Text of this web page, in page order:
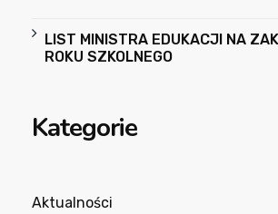
LIST MINISTRA EDUKACJI NA
ROKU SZKOLNEGO
Kategorie
Aktualności